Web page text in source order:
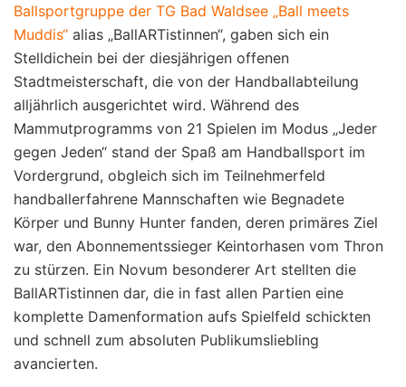
Ballsportgruppe der TG Bad Waldsee „Ball meets
Muddis“ alias „BallARTistinnen“, gaben sich ein
Stelldichein bei der diesjährigen offenen
Stadtmeisterschaft, die von der Handballabteilung
alljährlich ausgerichtet wird. Während des
Mammutprogramms von 21 Spielen im Modus „Jeder
gegen Jeden“ stand der Spaß am Handballsport im
Vordergrund, obgleich sich im Teilnehmerfeld
handballerfahrene Mannschaften wie Begnadete
Körper und Bunny Hunter fanden, deren primäres Ziel
war, den Abonnementssieger Keintorhasen vom Thron
zu stürzen. Ein Novum besonderer Art stellten die
BallARTistinnen dar, die in fast allen Partien eine
komplette Damenformation aufs Spielfeld schickten
und schnell zum absoluten Publikumsliebling
avancierten.